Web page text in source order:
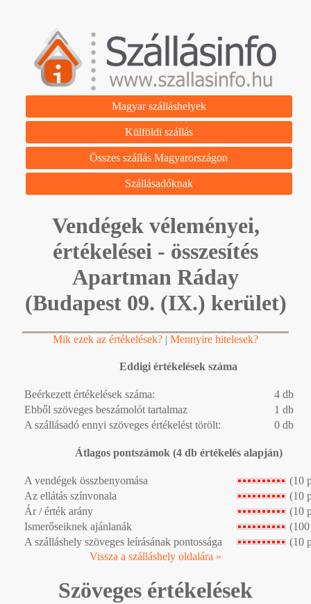
Magyar szálláshelyek
Külföldi szállás
Összes szállás Magyarországon
Szállásadóknak
Vendégek véleményei,
értékelései - összesítés
Apartman Ráday
(Budapest 09. (IX.) kerület)
Mik ezek az értékelések? | Mennyire hitelesek?
Eddigi értékelések száma
Beérkezett értékelések száma:
4 db
Ebből szöveges beszámolót tartalmaz
1 db
A szállásadó ennyi szöveges értékelést törölt:
0 db
Átlagos pontszámok (4 db értékelés alapján)
A vendégek összbenyomása
(10
Az ellátás színvonala
(10
Ár / érték arány
(10
Ismerőseiknek ajánlanák
A szálláshely szöveges leírásának pontossága
(10
Vissza a szálláshely oldalára »
Szöveges értékelések